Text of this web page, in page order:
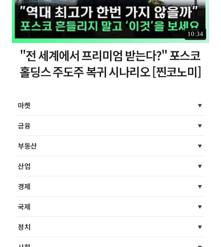
10:34
"전 세계에서 프리미엄 받는다?" 포스코
홀딩스 주도주 복귀 시나리오 [찐코노미]
마켓
금융
부동산
산업
경제
국제
정치